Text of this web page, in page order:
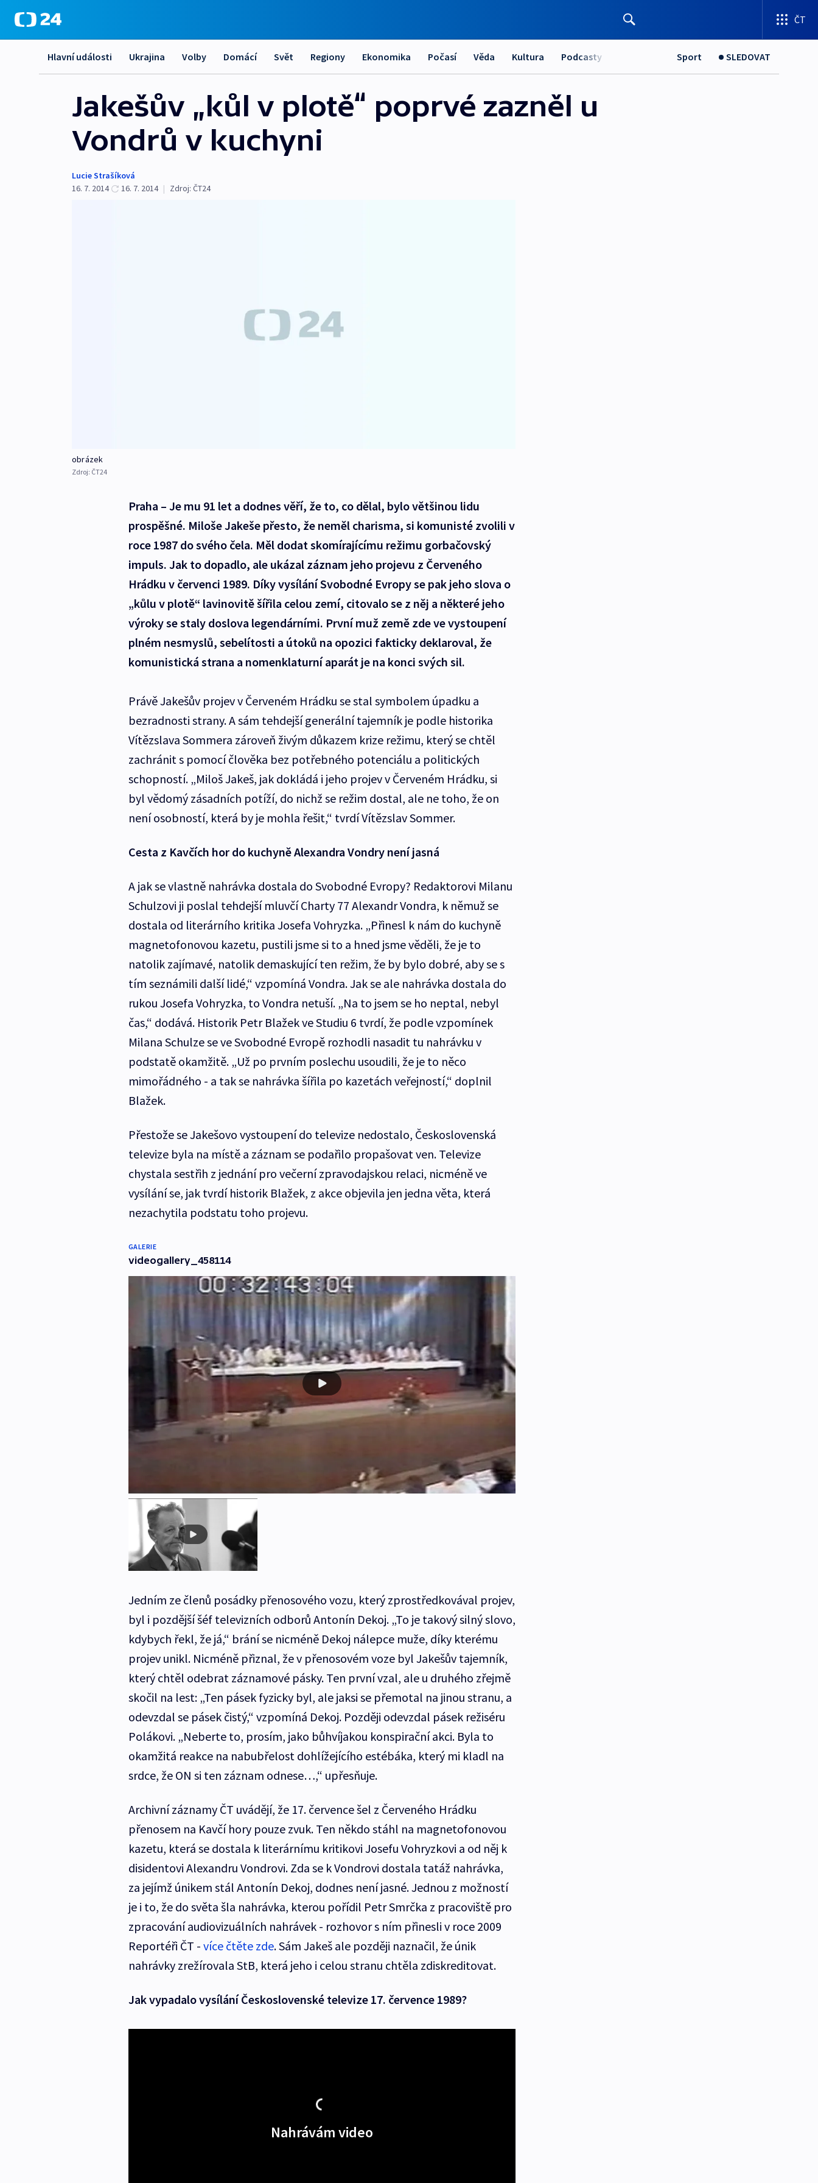
ČT
Hlavní události Ukrajina Volby Domácí Svět Regiony Ekonomika Počasí Věda Kultura Podcasty Sport SLEDOVAT
Jakešův „kůl v plotě“ poprvé zazněl u
Vondrů v kuchyni
Lucie Strašíková
16. 7. 2014
16. 7. 2014 | Zdroj: ČT24
obrázek
Zdroj: ČT24
Praha – Je mu 91 let a dodnes věří, že to, co dělal, bylo většinou lidu
prospěšné. Miloše Jakeše přesto, že neměl charisma, si komunisté zvolili v
roce 1987 do svého čela. Měl dodat skomírajícímu režimu gorbačovský
impuls. Jak to dopadlo, ale ukázal záznam jeho projevu z Červeného
Hrádku v červenci 1989. Díky vysílání Svobodné Evropy se pak jeho slova o
„kůlu v plotě“ lavinovitě šířila celou zemí, citovalo se z něj a některé jeho
výroky se staly doslova legendárními. První muž země zde ve vystoupení
plném nesmyslů, sebelítosti a útoků na opozici fakticky deklaroval, že
komunistická strana a nomenklaturní aparát je na konci svých sil.
Právě Jakešův projev v Červeném Hrádku se stal symbolem úpadku a
bezradnosti strany. A sám tehdejší generální tajemník je podle historika
Vítězslava Sommera zároveň živým důkazem krize režimu, který se chtěl
zachránit s pomocí člověka bez potřebného potenciálu a politických
schopností. „Miloš Jakeš, jak dokládá i jeho projev v Červeném Hrádku, si
byl vědomý zásadních potíží, do nichž se režim dostal, ale ne toho, že on
není osobností, která by je mohla řešit,“ tvrdí Vítězslav Sommer.
Cesta z Kavčích hor do kuchyně Alexandra Vondry není jasná
A jak se vlastně nahrávka dostala do Svobodné Evropy? Redaktorovi Milanu
Schulzovi ji poslal tehdejší mluvčí Charty 77 Alexandr Vondra, k němuž se
dostala od literárního kritika Josefa Vohryzka. „Přinesl k nám do kuchyně
magnetofonovou kazetu, pustili jsme si to a hned jsme věděli, že je to
natolik zajímavé, natolik demaskující ten režim, že by bylo dobré, aby se s
tím seznámili další lidé,“ vzpomíná Vondra. Jak se ale nahrávka dostala do
rukou Josefa Vohryzka, to Vondra netuší. „Na to jsem se ho neptal, nebyl
čas,“ dodává. Historik Petr Blažek ve Studiu 6 tvrdí, že podle vzpomínek
Milana Schulze se ve Svobodné Evropě rozhodli nasadit tu nahrávku v
podstatě okamžitě. „Už po prvním poslechu usoudili, že je to něco
mimořádného - a tak se nahrávka šířila po kazetách veřejností,“ doplnil
Blažek.
Přestože se Jakešovo vystoupení do televize nedostalo, Československá
televize byla na místě a záznam se podařilo propašovat ven. Televize
chystala sestřih z jednání pro večerní zpravodajskou relaci, nicméně ve
vysílání se, jak tvrdí historik Blažek, z akce objevila jen jedna věta, která
nezachytila podstatu toho projevu.
GALERIE
videogallery_458114
Jedním ze členů posádky přenosového vozu, který zprostředkovával projev,
byl i pozdější šéf televizních odborů Antonín Dekoj. „To je takový silný slovo,
kdybych řekl, že já,“ brání se nicméně Dekoj nálepce muže, díky kterému
projev unikl. Nicméně přiznal, že v přenosovém voze byl Jakešův tajemník,
který chtěl odebrat záznamové pásky. Ten první vzal, ale u druhého zřejmě
skočil na lest: „Ten pásek fyzicky byl, ale jaksi se přemotal na jinou stranu, a
odevzdal se pásek čistý,“ vzpomíná Dekoj. Později odevzdal pásek režiséru
Polákovi. „Neberte to, prosím, jako bůhvíjakou konspirační akci. Byla to
okamžitá reakce na nabubřelost dohlížejícího estébáka, který mi kladl na
srdce, že ON si ten záznam odnese…,“ upřesňuje.
Archivní záznamy ČT uvádějí, že 17. července šel z Červeného Hrádku
přenosem na Kavčí hory pouze zvuk. Ten někdo stáhl na magnetofonovou
kazetu, která se dostala k literárnímu kritikovi Josefu Vohryzkovi a od něj k
disidentovi Alexandru Vondrovi. Zda se k Vondrovi dostala tatáž nahrávka,
za jejímž únikem stál Antonín Dekoj, dodnes není jasné. Jednou z možností
je i to, že do světa šla nahrávka, kterou pořídil Petr Smrčka z pracoviště pro
zpracování audiovizuálních nahrávek - rozhovor s ním přinesli v roce 2009
Reportéři ČT - více čtěte zde. Sám Jakeš ale později naznačil, že únik
nahrávky zrežírovala StB, která jeho i celou stranu chtěla zdiskreditovat.
Jak vypadalo vysílání Československé televize 17. července 1989?
Nahrávám video